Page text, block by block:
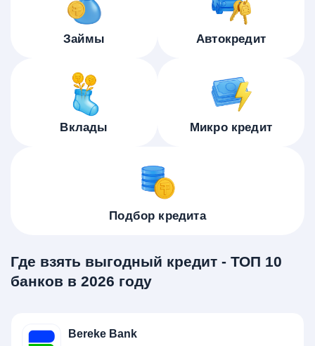
Займы Автокредит
Вклады Микро кредит
Подбор кредита
Где взять выгодный кредит - ТОП 10
банков в 2026 году
Bereke Bank